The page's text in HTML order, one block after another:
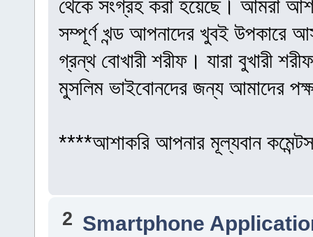
থেকে সংগ্রহ করা হয়েছে। আমরা
সম্পূর্ণ খন্ড আপনাদের খুবই উপকারে
গ্রন্থ বোখারী শরীফ। যারা বুখারী
মুসলিম ভাইবোনদের জন্য আমাদের
****আশাকরি আপনার মূল্যবান
2 Smartphone